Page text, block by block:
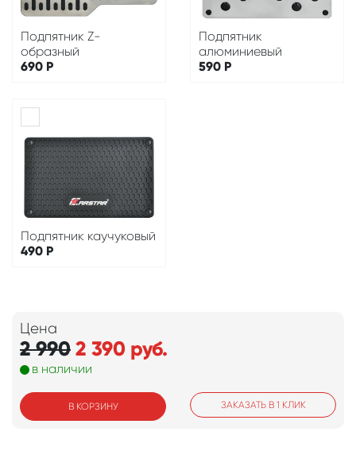
Подпятник Z-
образный
690 Р
Подпятник
алюминиевый
590 Р
Подпятник каучуковый
490 Р
Цена
2 9902 390 руб.
в наличии
В КОРЗИНУ ЗАКАЗАТЬ В 1 КЛИК